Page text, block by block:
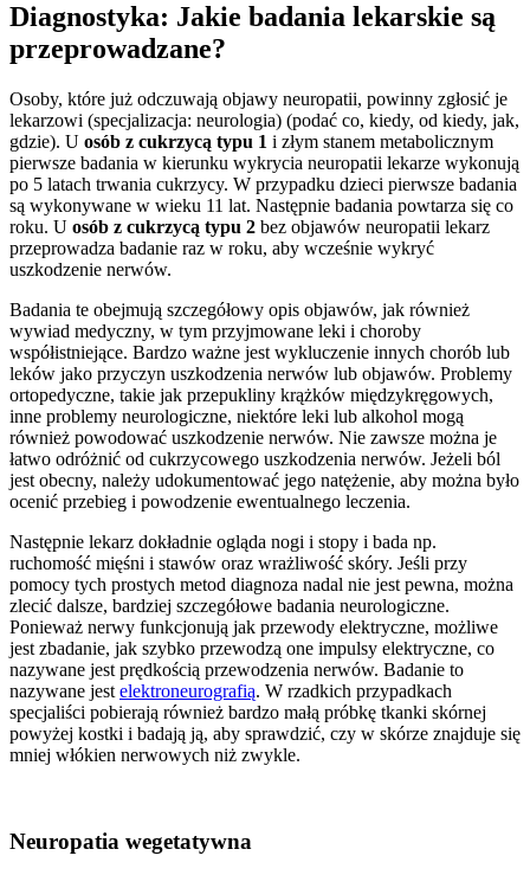
Diagnostyka: Jakie badania lekarskie są
przeprowadzane?
Osoby, które już odczuwają objawy neuropatii, powinny zgłosić je
lekarzowi (specjalizacja: neurologia) (podać co, kiedy, od kiedy, jak,
gdzie). U osób z cukrzycą typu 1 i złym stanem metabolicznym
pierwsze badania w kierunku wykrycia neuropatii lekarze wykonują
po 5 latach trwania cukrzycy. W przypadku dzieci pierwsze badania
są wykonywane w wieku 11 lat. Następnie badania powtarza się co
roku. U osób z cukrzycą typu 2 bez objawów neuropatii lekarz
przeprowadza badanie raz w roku, aby wcześnie wykryć
uszkodzenie nerwów.
Badania te obejmują szczegółowy opis objawów, jak również
wywiad medyczny, w tym przyjmowane leki i choroby
współistniejące. Bardzo ważne jest wykluczenie innych chorób lub
leków jako przyczyn uszkodzenia nerwów lub objawów. Problemy
ortopedyczne, takie jak przepukliny krążków międzykręgowych,
inne problemy neurologiczne, niektóre leki lub alkohol mogą
również powodować uszkodzenie nerwów. Nie zawsze można je
łatwo odróżnić od cukrzycowego uszkodzenia nerwów. Jeżeli ból
jest obecny, należy udokumentować jego natężenie, aby można było
ocenić przebieg i powodzenie ewentualnego leczenia.
Następnie lekarz dokładnie ogląda nogi i stopy i bada np.
ruchomość mięśni i stawów oraz wrażliwość skóry. Jeśli przy
pomocy tych prostych metod diagnoza nadal nie jest pewna, można
zlecić dalsze, bardziej szczegółowe badania neurologiczne.
Ponieważ nerwy funkcjonują jak przewody elektryczne, możliwe
jest zbadanie, jak szybko przewodzą one impulsy elektryczne, co
nazywane jest prędkością przewodzenia nerwów. Badanie to
nazywane jest elektroneurografią. W rzadkich przypadkach
specjaliści pobierają również bardzo małą próbkę tkanki skórnej
powyżej kostki i badają ją, aby sprawdzić, czy w skórze znajduje się
mniej włókien nerwowych niż zwykle.
Neuropatia wegetatywna